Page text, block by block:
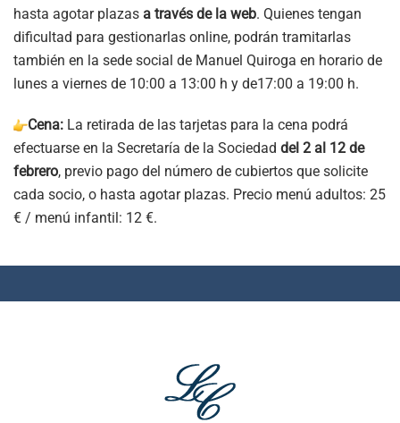
hasta agotar plazas a través de la web. Quienes tengan
dificultad para gestionarlas online, podrán tramitarlas
también en la sede social de Manuel Quiroga en horario de
lunes a viernes de 10:00 a 13:00 h y de17:00 a 19:00 h.
Cena: La retirada de las tarjetas para la cena podrá
efectuarse en la Secretaría de la Sociedad del 2 al 12 de
febrero, previo pago del número de cubiertos que solicite
cada socio, o hasta agotar plazas. Precio menú adultos: 25
€ / menú infantil: 12 €.